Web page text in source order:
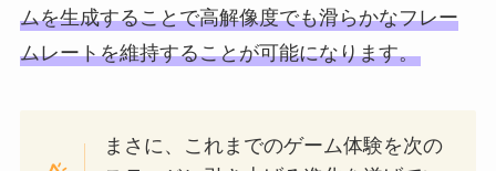
ムを生成することで高解像度でも滑らかなフレー
ムレートを維持することが可能になります。
まさに、これまでのゲーム体験を次の